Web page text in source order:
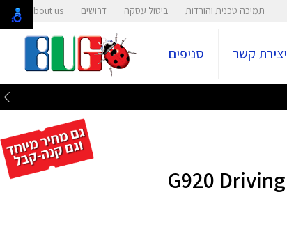
תמיכה טכנית והורדות ביטול עסקה דרושים About us
יצירת קשר סניפים